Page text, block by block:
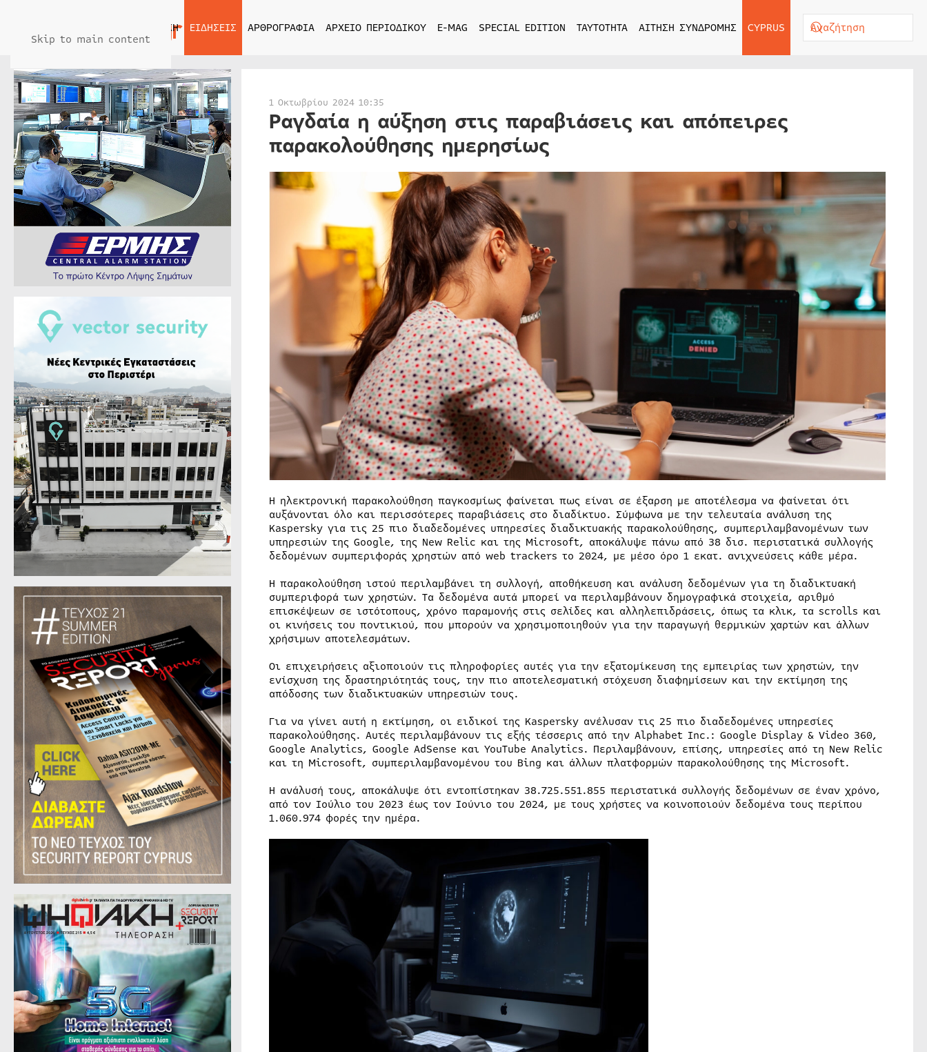
Skip to main content
ΑΡΧΙΚΗ ΕΙΔΗΣΕΙΣ ΑΡΘΡΟΓΡΑΦΙΑ ΑΡΧΕΙΟ ΠΕΡΙΟΔΙΚΟΥ E-MAG SPECIAL EDITION ΤΑΥΤΟΤΗΤΑ ΑΙΤΗΣΗ ΣΥΝΔΡΟΜΗΣ CYPRUS
1 Οκτωβρίου 2024 10:35
Ραγδαία η αύξηση στις παραβιάσεις και απόπειρες
παρακολούθησης ημερησίως
Η ηλεκτρονική παρακολούθηση παγκοσμίως φαίνεται πως είναι σε έξαρση με αποτέλεσμα να φαίνεται ότι
αυξάνονται όλο και περισσότερες παραβιάσεις στο διαδίκτυο. Σύμφωνα με την τελευταία ανάλυση της
Kaspersky για τις 25 πιο διαδεδομένες υπηρεσίες διαδικτυακής παρακολούθησης, συμπεριλαμβανομένων των
υπηρεσιών της Google, της New Relic και της Microsoft, αποκάλυψε πάνω από 38 δισ. περιστατικά συλλογής
δεδομένων συμπεριφοράς χρηστών από web trackers το 2024, με μέσο όρο 1 εκατ. ανιχνεύσεις κάθε μέρα.
Η παρακολούθηση ιστού περιλαμβάνει τη συλλογή, αποθήκευση και ανάλυση δεδομένων για τη διαδικτυακή
συμπεριφορά των χρηστών. Τα δεδομένα αυτά μπορεί να περιλαμβάνουν δημογραφικά στοιχεία, αριθμό
επισκέψεων σε ιστότοπους, χρόνο παραμονής στις σελίδες και αλληλεπιδράσεις, όπως τα κλικ, τα scrolls και
οι κινήσεις του ποντικιού, που μπορούν να χρησιμοποιηθούν για την παραγωγή θερμικών χαρτών και άλλων
χρήσιμων αποτελεσμάτων.
Οι επιχειρήσεις αξιοποιούν τις πληροφορίες αυτές για την εξατομίκευση της εμπειρίας των χρηστών, την
ενίσχυση της δραστηριότητάς τους, την πιο αποτελεσματική στόχευση διαφημίσεων και την εκτίμηση της
απόδοσης των διαδικτυακών υπηρεσιών τους.
Για να γίνει αυτή η εκτίμηση, οι ειδικοί της Kaspersky ανέλυσαν τις 25 πιο διαδεδομένες υπηρεσίες
παρακολούθησης. Αυτές περιλαμβάνουν τις εξής τέσσερις από την Alphabet Inc.: Google Display & Video 360,
Google Analytics, Google AdSense και YouTube Analytics. Περιλαμβάνουν, επίσης, υπηρεσίες από τη New Relic
και τη Microsoft, συμπεριλαμβανομένου του Bing και άλλων πλατφορμών παρακολούθησης της Microsoft.
Η ανάλυσή τους, αποκάλυψε ότι εντοπίστηκαν 38.725.551.855 περιστατικά συλλογής δεδομένων σε έναν χρόνο,
από τον Ιούλιο του 2023 έως τον Ιούνιο του 2024, με τους χρήστες να κοινοποιούν δεδομένα τους περίπου
1.060.974 φορές την ημέρα.